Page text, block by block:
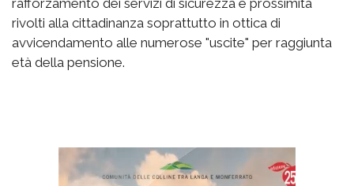
rafforzamento dei servizi di sicurezza e prossimità
rivolti alla cittadinanza soprattutto in ottica di
avvicendamento alle numerose "uscite" per raggiunta
età della pensione.